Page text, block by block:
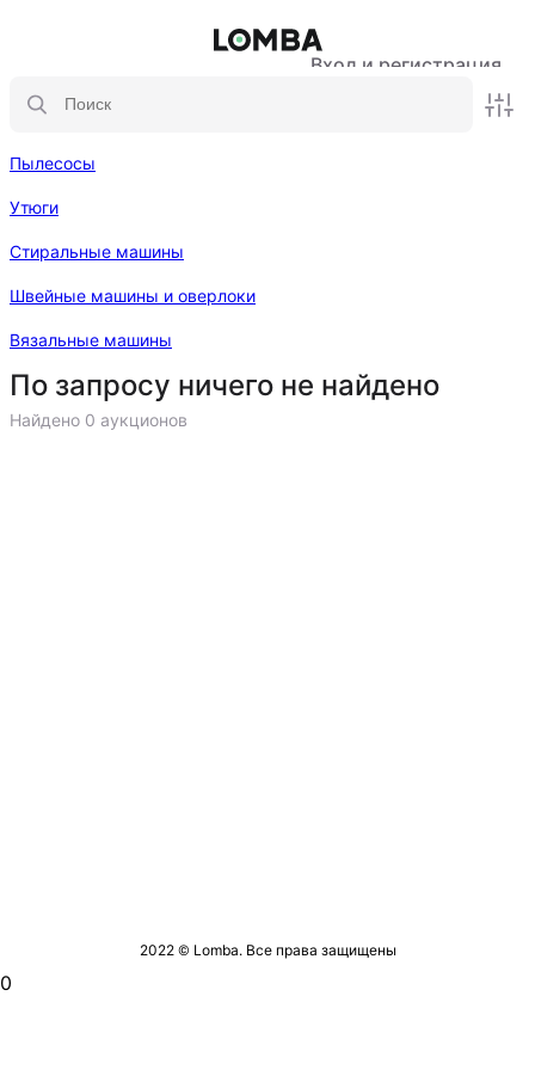
Вход и регистрация
Пылесосы
Утюги
Стиральные машины
Швейные машины и оверлоки
Вязальные машины
По запросу ничего не найдено
Найдено 0 аукционов
2022 © Lomba. Все права защищены
0